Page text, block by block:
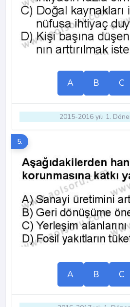
A B C
2015-2016 yılı 1.
5.
A B C